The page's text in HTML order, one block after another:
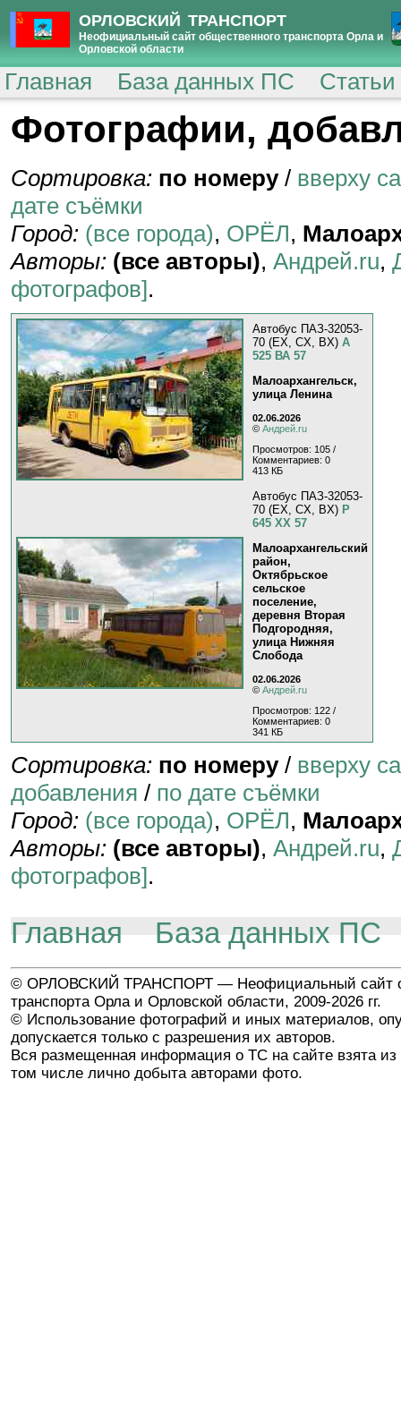
ОРЛОВСКИЙ ТРАНСПОРТ
Неофициальный сайт общественного транспорта Орла и
Орловской области
Главная База данных ПС
Фотографии,
Сортировка: по номеру/ вверху
дате съёмки
Город: (все города), ОРЁЛ,
Авторы: (все авторы), Андрей.ru,
фотографов].
Автобус ПАЗ-32053-
70 (EX, CX, BX) А
525 ВА 57
Малоархангельск,
улица Ленина
02.06.2026
© Андрей.ru
Просмотров: 105 /
Комментариев: 0
413 КБ
Автобус ПАЗ-32053-
70 (EX, CX, BX) Р
645 ХХ 57
Малоархангельский
район,
Октябрьское
сельское
поселение,
деревня Вторая
Подгородняя,
улица Нижняя
Слобода
02.06.2026
© Андрей.ru
Просмотров: 122 /
Комментариев: 0
341 КБ
Сортировка: по номеру/ вверху
добавления / по дате съёмки
Город: (все города), ОРЁЛ,
Авторы: (все авторы), Андрей.ru,
фотографов].
Главная База данных ПС
© ОРЛОВСКИЙ ТРАНСПОРТ — Неофициальный сайт
транспорта Орла и Орловской области, 2009-2026 гг.
© Использование фотографий и иных материалов,
допускается только с разрешения их авторов.
Вся размещенная информация о ТС на сайте взята из
том числе лично добыта авторами фото.